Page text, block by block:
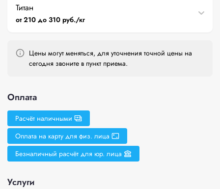
Титан
от 210 до 310 руб./кг
Цены могут меняться, для уточнения точной цены на
сегодня звоните в пункт приема.
Оплата
Расчёт наличными
Оплата на карту для физ. лица
Безналичный расчёт для юр. лица
Услуги